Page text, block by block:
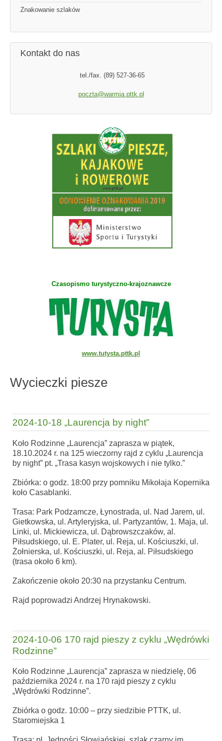
Znakowanie szlaków
Kontakt do nas
tel./fax. (89) 527-36-65
poczta@warmia.pttk.pl
Czasopismo turystyczno-krajoznawcze
www.tutysta.pttk.pl
Wycieczki piesze
2024-10-18 „Laurencja by night”
Koło Rodzinne „Laurencja” zaprasza w piątek,
18.10.2024 r. na 125 wieczorny rajd z cyklu „Laurencja
by night” pt. „Trasa kasyn wojskowych i nie tylko.”
Zbiórka: o godz. 18:00 przy pomniku Mikołaja Kopernika
koło Casablanki.
Trasa: Park Podzamcze, Łynostrada, ul. Nad Jarem, ul.
Gietkowska, ul. Artyleryjska, ul. Partyzantów, 1. Maja, ul.
Linki, ul. Mickiewicza, ul. Dąbrowszczaków, al.
Piłsudskiego, ul. E. Plater, ul. Reja, ul. Kościuszki, ul.
Żołnierska, ul. Kościuszki, ul. Reja, al. Piłsudskiego
(trasa około 6 km).
Zakończenie około 20:30 na przystanku Centrum.
Rajd poprowadzi Andrzej Hrynakowski.
2024-10-06 170 rajd pieszy z cyklu „Wędrówki
Rodzinne”
Koło Rodzinne „Laurencja” zaprasza w niedzielę, 06
października 2024 r. na 170 rajd pieszy z cyklu
„Wędrówki Rodzinne”.
Zbiórka o godz. 10:00 – przy siedzibie PTTK, ul.
Staromiejska 1